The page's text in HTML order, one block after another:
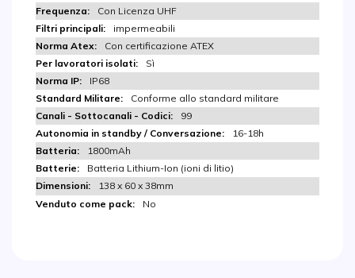
Con Licenza UHF
impermeabili
Con certificazione ATEX
Sì
IP68
Conforme allo standard militare
99
16-18h
1800mAh
Batteria Lithium-Ion (ioni di litio)
138 x 60 x 38mm
No